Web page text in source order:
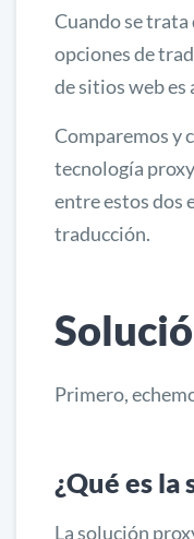
Cuando se
opciones de
de sitios web es
Comparemos y
tecnología
entre estos dos
traducción.
Primero,
¿Qué es
La solución